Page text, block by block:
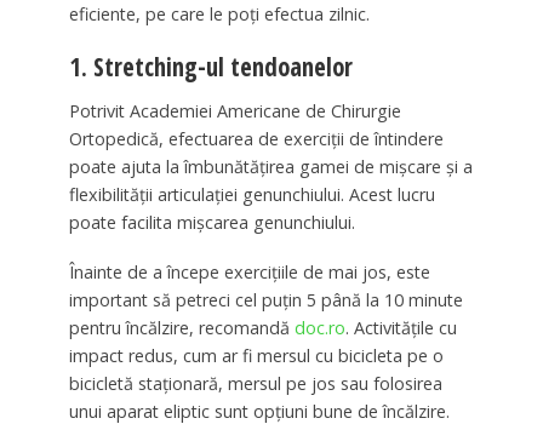
eficiente, pe care le poți efectua zilnic.
1. Stretching-ul tendoanelor
Potrivit Academiei Americane de Chirurgie
Ortopedică, efectuarea de exerciții de întindere
poate ajuta la îmbunătățirea gamei de mișcare și a
flexibilității articulației genunchiului. Acest lucru
poate facilita mișcarea genunchiului.
Înainte de a începe exercițiile de mai jos, este
important să petreci cel puțin 5 până la 10 minute
pentru încălzire, recomandă doc.ro. Activitățile cu
impact redus, cum ar fi mersul cu bicicleta pe o
bicicletă staționară, mersul pe jos sau folosirea
unui aparat eliptic sunt opțiuni bune de încălzire.